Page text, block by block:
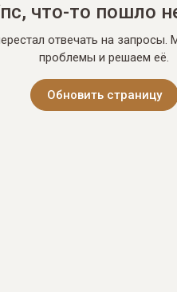
что-то пошло
отвечать на запросы.
проблемы и решаем её.
Обновить страницу